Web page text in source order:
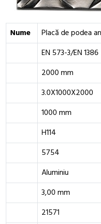
Nume
Placă de podea
EN 573-3/EN 1386
2000 mm
3.0X1000X2000
1000 mm
H114
5754
Aluminiu
3,00 mm
21571